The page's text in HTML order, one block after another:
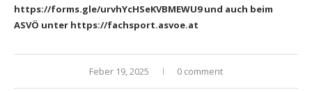
https://forms.gle/urvhYcHSeKVBMEWU9und auch beim
ASVÖ unter https://fachsport.asvoe.at
Feber 19, 2025 0 comment